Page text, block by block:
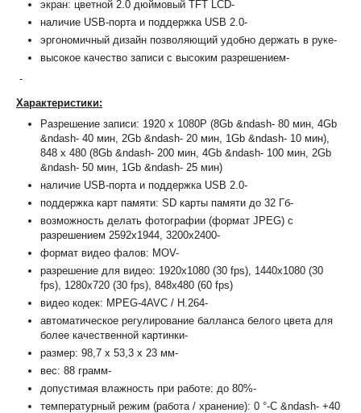
экран: цветной 2.0 дюймовый TFT LCD-
наличие USB-порта и поддержка USB 2.0-
эргономичный дизайн позволяющий удобно держать в руке-
высокое качество записи с высоким разрешением-
-
Характеристики:
Разрешение записи: 1920 х 1080Р (8Gb &ndash- 80 мин, 4Gb
&ndash- 40 мин, 2Gb &ndash- 20 мин, 1Gb &ndash- 10 мин),
848 х 480 (8Gb &ndash- 200 мин, 4Gb &ndash- 100 мин, 2Gb
&ndash- 50 мин, 1Gb &ndash- 25 мин)
наличие USB-порта и поддержка USB 2.0-
поддержка карт памяти: SD карты памяти до 32 Гб-
возможность делать фотографии (формат JPEG) с
разрешением 2592х1944, 3200х2400-
формат видео фалов: MOV-
разрешение для видео: 1920х1080 (30 fps), 1440х1080 (30
fps), 1280х720 (30 fps), 848х480 (60 fps)
видео кодек: MPEG-4AVC / H.264-
автоматическое регулирование балланса белого цвета для
более качественной картинки-
размер: 98,7 х 53,3 х 23 мм-
вес: 88 грамм-
допустимая влажность при работе: до 80%-
температурный режим (работа / хранение): 0 °-С &ndash- +40